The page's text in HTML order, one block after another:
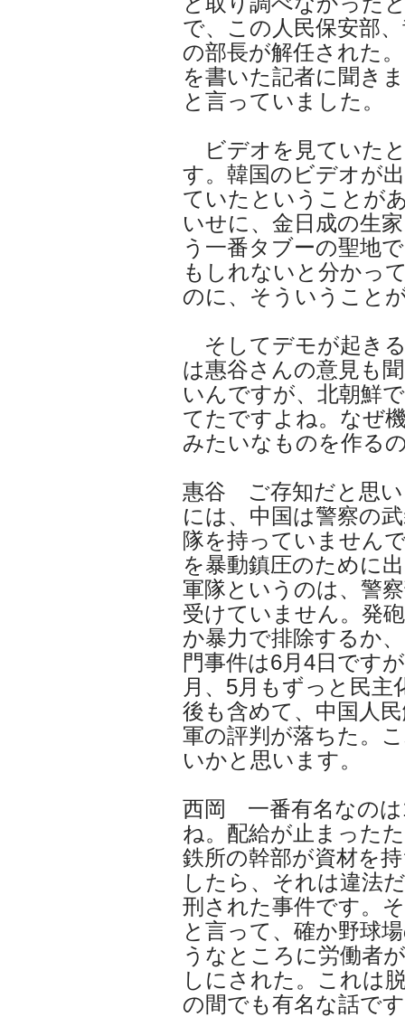
で、この人民保安部
の部長が解任された
を書いた記者に聞き
と言っていました。
ビデオを見ていた
す。韓国のビデオが
ていたということが
いせに、金日成の生
う一番タブーの聖地
もしれないと分かっ
のに、そういうこと
そしてデモが起き
は惠谷さんの意見も
いんですが、北朝鮮
てたですよね。なぜ
みたいなものを作る
惠谷 ご存知だと思い
には、中国は警察の
隊を持っていません
を暴動鎮圧のために
軍隊というのは、警
受けていません。発
か暴力で排除するか
門事件は6月4日です
月、5月もずっと民
後も含めて、中国人
軍の評判が落ちた。
いかと思います。
西岡 一番有名なのは
ね。配給が止まった
鉄所の幹部が資材を
したら、それは違法
刑された事件です。
と言って、確か野球
うなところに労働者
しにされた。これは
の間でも有名な話で